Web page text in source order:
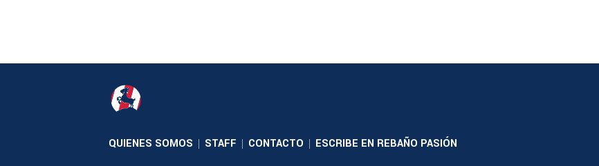
QUIENES SOMOS | STAFF | CONTACTO | ESCRIBE EN REBAÑO PASIÓN